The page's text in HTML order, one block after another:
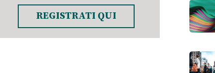
REGISTRATI QUI